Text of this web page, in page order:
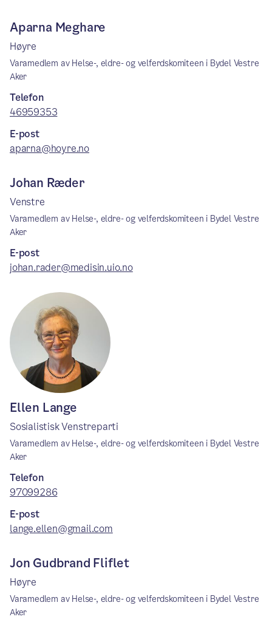
Aparna Meghare
Høyre
Varamedlem av Helse-, eldre- og velferdskomiteen i Bydel Vestre
Aker
Telefon
46959353
E-post
aparna@hoyre.no
Johan Ræder
Venstre
Varamedlem av Helse-, eldre- og velferdskomiteen i Bydel Vestre
Aker
E-post
johan.rader@medisin.uio.no
Ellen Lange
Sosialistisk Venstreparti
Varamedlem av Helse-, eldre- og velferdskomiteen i Bydel Vestre
Aker
Telefon
97099286
E-post
lange.ellen@gmail.com
Jon Gudbrand Fliflet
Høyre
Varamedlem av Helse-, eldre- og velferdskomiteen i Bydel Vestre
Aker